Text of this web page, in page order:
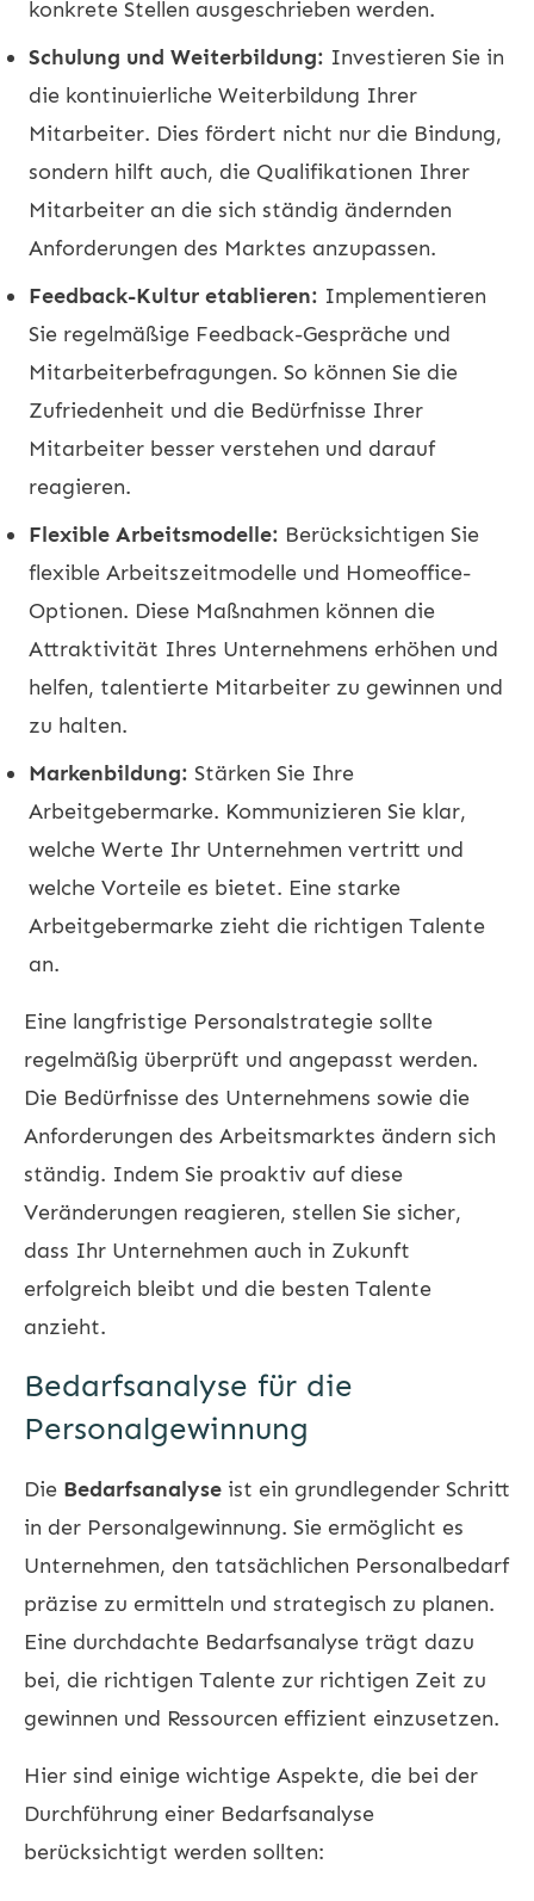
konkrete Stellen ausgeschrieben werden.
Schulung und Weiterbildung: Investieren Sie in
die kontinuierliche Weiterbildung Ihrer
Mitarbeiter. Dies fördert nicht nur die Bindung,
sondern hilft auch, die Qualifikationen Ihrer
Mitarbeiter an die sich ständig ändernden
Anforderungen des Marktes anzupassen.
Feedback-Kultur etablieren: Implementieren
Sie regelmäßige Feedback-Gespräche und
Mitarbeiterbefragungen. So können Sie die
Zufriedenheit und die Bedürfnisse Ihrer
Mitarbeiter besser verstehen und darauf
reagieren.
Flexible Arbeitsmodelle: Berücksichtigen Sie
flexible Arbeitszeitmodelle und Homeoffice-
Optionen. Diese Maßnahmen können die
Attraktivität Ihres Unternehmens erhöhen und
helfen, talentierte Mitarbeiter zu gewinnen und
zu halten.
Markenbildung: Stärken Sie Ihre
Arbeitgebermarke. Kommunizieren Sie klar,
welche Werte Ihr Unternehmen vertritt und
welche Vorteile es bietet. Eine starke
Arbeitgebermarke zieht die richtigen Talente
an.
Eine langfristige Personalstrategie sollte
regelmäßig überprüft und angepasst werden.
Die Bedürfnisse des Unternehmens sowie die
Anforderungen des Arbeitsmarktes ändern sich
ständig. Indem Sie proaktiv auf diese
Veränderungen reagieren, stellen Sie sicher,
dass Ihr Unternehmen auch in Zukunft
erfolgreich bleibt und die besten Talente
anzieht.
Bedarfsanalyse für die
Personalgewinnung
Die Bedarfsanalyse ist ein grundlegender Schritt
in der Personalgewinnung. Sie ermöglicht es
Unternehmen, den tatsächlichen Personalbedarf
präzise zu ermitteln und strategisch zu planen.
Eine durchdachte Bedarfsanalyse trägt dazu
bei, die richtigen Talente zur richtigen Zeit zu
gewinnen und Ressourcen effizient einzusetzen.
Hier sind einige wichtige Aspekte, die bei der
Durchführung einer Bedarfsanalyse
berücksichtigt werden sollten: